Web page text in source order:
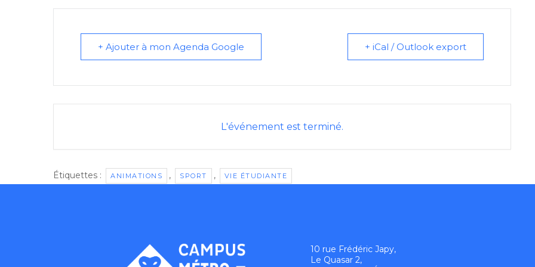
+ Ajouter à mon Agenda Google + iCal / Outlook export
L'événement est terminé.
Étiquettes : ANIMATIONS , SPORT , VIE ÉTUDIANTE
10 rue Frédéric Japy,
Le Quasar 2,